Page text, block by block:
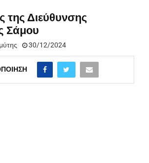
της Διεύθυνσης
Σάμου
30/12/2024